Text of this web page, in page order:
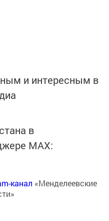
и интересным в
в
MАХ:
канал «Менделеевские